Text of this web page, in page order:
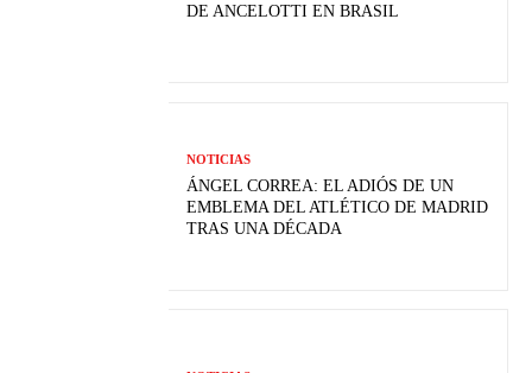
DE ANCELOTTI EN BRASIL
NOTICIAS
ÁNGEL CORREA: EL ADIÓS DE UN
EMBLEMA DEL ATLÉTICO DE MADRID
TRAS UNA DÉCADA